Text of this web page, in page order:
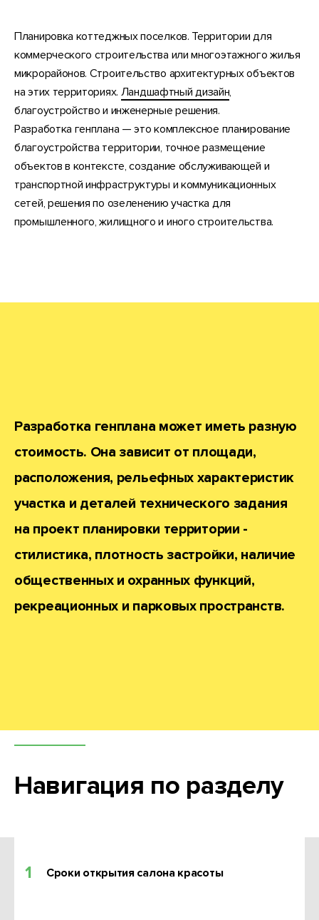
Планировка коттеджных поселков. Территории для
коммерческого строительства или многоэтажного жилья
микрорайонов. Строительство архитектурных объектов
на этих территориях. Ландшафтный дизайн,
благоустройство и инженерные решения.
Разработка генплана — это комплексное планирование
благоустройства территории, точное размещение
объектов в контексте, создание обслуживающей и
транспортной инфраструктуры и коммуникационных
сетей, решения по озеленению участка для
промышленного, жилищного и иного строительства.
Разработка генплана может иметь разную
стоимость. Она зависит от площади,
расположения, рельефных характеристик
участка и деталей технического задания
на проект планировки территории -
стилистика, плотность застройки, наличие
общественных и охранных функций,
рекреационных и парковых пространств.
Навигация по разделу
1 Сроки открытия салона красоты